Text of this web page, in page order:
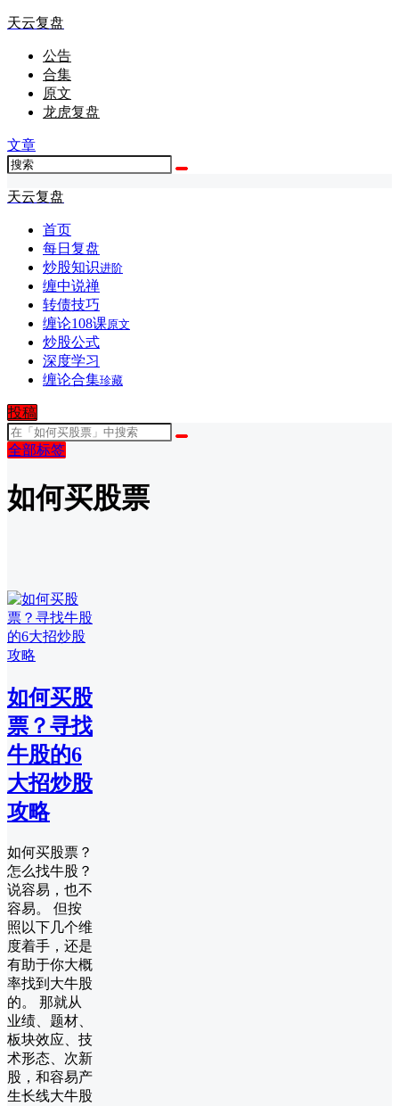
天云复盘
公告
合集
原文
龙虎复盘
文章
天云复盘
首页
每日复盘
炒股知识进阶
缠中说禅
转债技巧
缠论108课原文
炒股公式
深度学习
缠论合集珍藏
投稿
全部标签
如何买股票
如何买股
票？寻找
牛股的6
大招炒股
攻略
如何买股票？
怎么找牛股？
说容易，也不
容易。 但按
照以下几个维
度着手，还是
有助于你大概
率找到大牛股
的。 那就从
业绩、题材、
板块效应、技
术形态、次新
股，和容易产
生长线大牛股